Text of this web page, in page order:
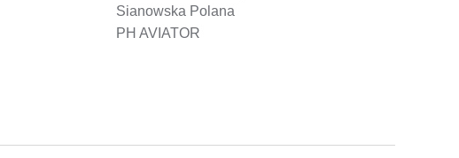
Sianowska Polana
PH AVIATOR